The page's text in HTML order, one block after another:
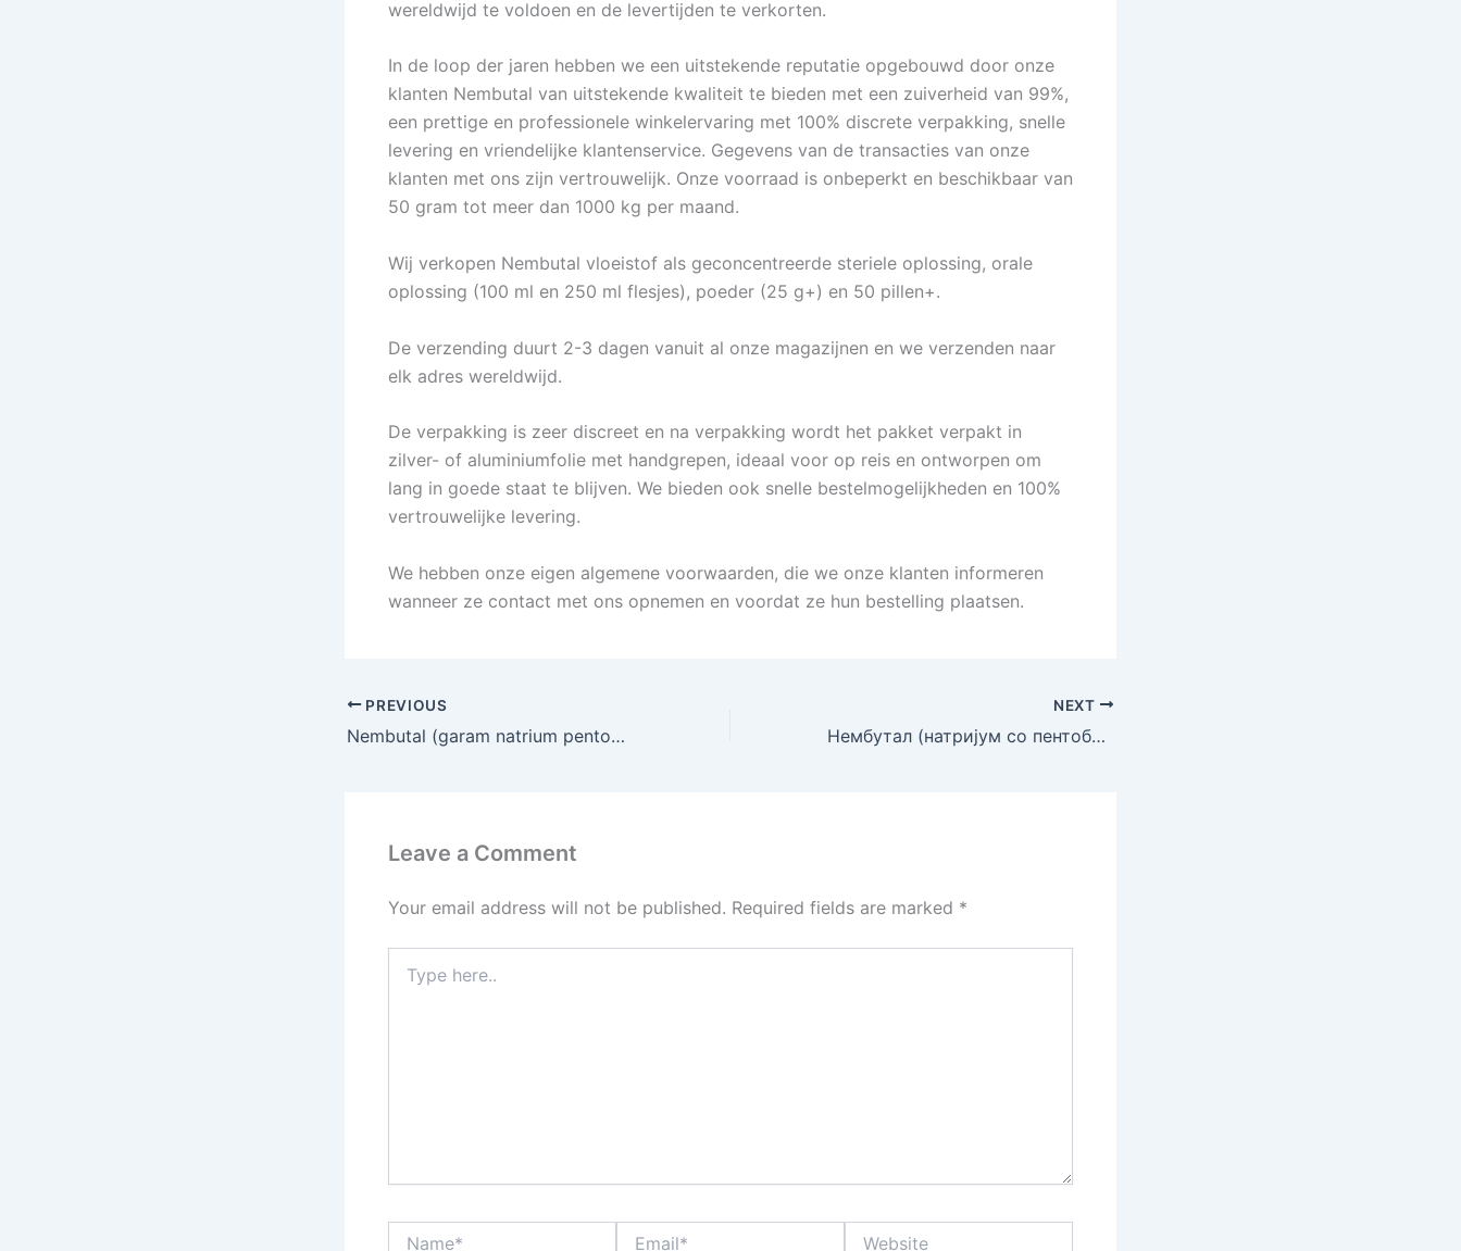
wereldwijd te voldoen en de levertijden te verkorten.
In de loop der jaren hebben we een uitstekende reputatie opgebouwd door onze
klanten Nembutal van uitstekende kwaliteit te bieden met een zuiverheid van 99%,
een prettige en professionele winkelervaring met 100% discrete verpakking, snelle
levering en vriendelijke klantenservice. Gegevens van de transacties van onze
klanten met ons zijn vertrouwelijk. Onze voorraad is onbeperkt en beschikbaar van
50 gram tot meer dan 1000 kg per maand.
Wij verkopen Nembutal vloeistof als geconcentreerde steriele oplossing, orale
oplossing (100 ml en 250 ml flesjes), poeder (25 g+) en 50 pillen+.
De verzending duurt 2-3 dagen vanuit al onze magazijnen en we verzenden naar
elk adres wereldwijd.
De verpakking is zeer discreet en na verpakking wordt het pakket verpakt in
zilver- of aluminiumfolie met handgrepen, ideaal voor op reis en ontworpen om
lang in goede staat te blijven. We bieden ook snelle bestelmogelijkheden en 100%
vertrouwelijke levering.
We hebben onze eigen algemene voorwaarden, die we onze klanten informeren
wanneer ze contact met ons opnemen en voordat ze hun bestelling plaatsen.
PREVIOUS
Nembutal (garam natrium pentobarbital) untuk dijual
NEXT
Нембутал (натријум со пентобарбитала) на продају
Leave a Comment
Your email address will not be published. Required fields are marked *
here..